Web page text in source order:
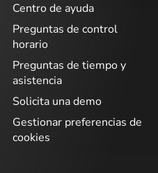
Centro de ayuda
Preguntas de control
horario
Preguntas de tiempo y
asistencia
Solicita una demo
Gestionar preferencias de
cookies